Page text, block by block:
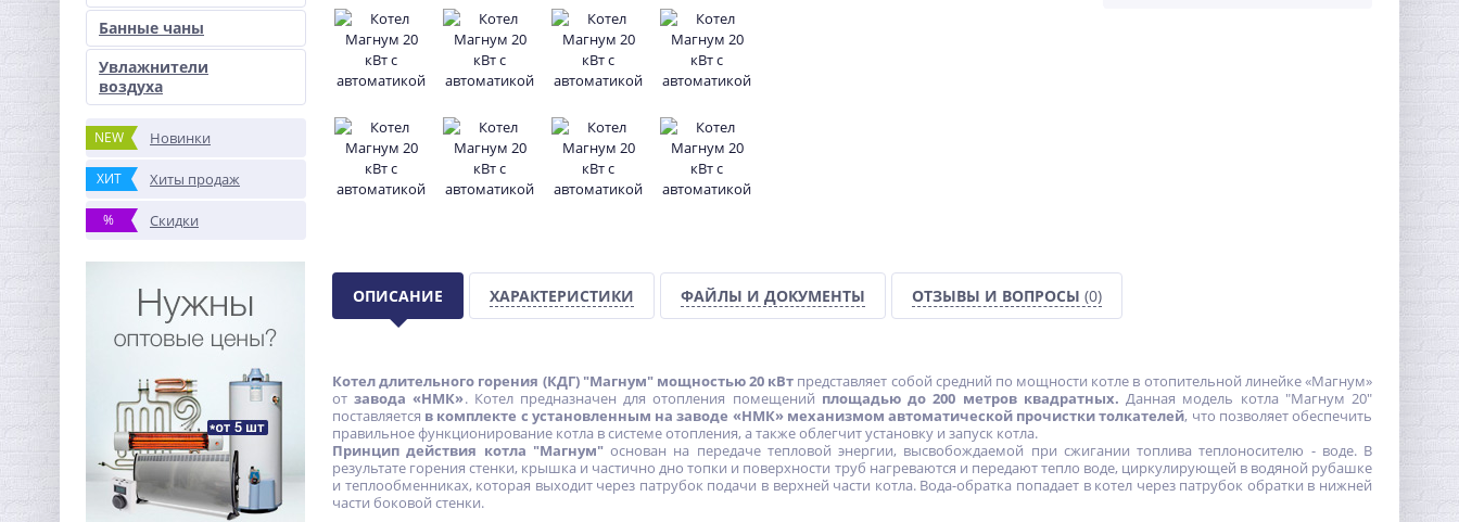
Банные чаны
Увлажнители
воздуха
NEW Новинки
ХИТ Хиты продаж
% Скидки
ОПИСАНИЕ ХАРАКТЕРИСТИКИ ФАЙЛЫ И ДОКУМЕНТЫ ОТЗЫВЫ И ВОПРОСЫ (0)
Котел длительного горения (КДГ) "Магнум" мощностью 20 кВт представляет собой средний по мощности котле в отопительной линейке «Магнум»
отзавода «НМК». Котел предназначен для отопления помещений площадью до 200 метров квадратных. Данная модель котла "Магнум 20"
поставляется в комплекте с установленным на заводе «НМК» механизмом автоматической прочистки толкателей, что позволяет обеспечить
правильное функционирование котла в системе отопления, а также облегчит установку и запуск котла.
Принцип действия котла "Магнум"основан на передаче тепловой энергии, высвобождаемой при сжигании топлива теплоносителю - воде. В
результате горения стенки, крышка и частично дно топки и поверхности труб нагреваются и передают тепло воде, циркулирующей в водяной рубашке
и теплообменниках, которая выходит через патрубок подачи в верхней части котла. Вода-обратка попадает в котел через патрубок обратки в нижней
части боковой стенки.